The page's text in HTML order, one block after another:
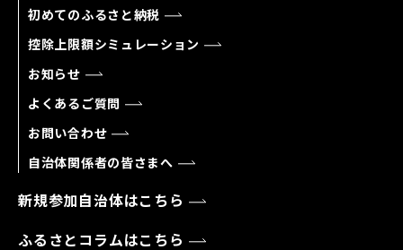
初めてのふるさと納税
控除上限額シミュレーション
お知らせ
よくあるご質問
お問い合わせ
自治体関係者の皆さまへ
新規参加自治体はこちら
ふるさとコラムはこちら